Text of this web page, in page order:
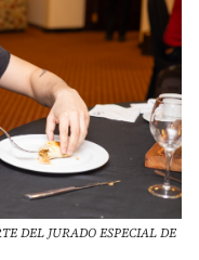
DEL JURADO ESPECIAL DE